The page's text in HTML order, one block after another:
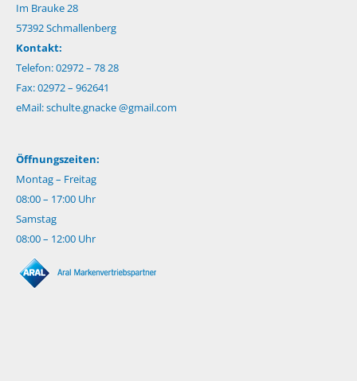
Im Brauke 28
57392 Schmallenberg
Kontakt:
Telefon: 02972 – 78 28
Fax: 02972 – 962641
eMail:schulte.gnacke @gmail.com
Öffnungszeiten:
Montag – Freitag
08:00 – 17:00 Uhr
Samstag
08:00 – 12:00 Uhr